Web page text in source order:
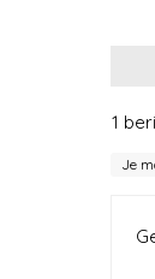
1
Je